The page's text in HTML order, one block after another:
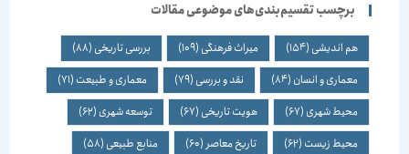
برچسب تقسیم‌بندی‌های موضوعی مقالات
هم اندیشی(154) میراث فرهنگی(109) بررسی تاریخی(88)
معماری و انسان(84) نقد و بررسی(79) معماری و طبیعت(71)
محیط شهری(67) هویت تاریخی(67) توسعه شهری(62)
محیط زیست(62) تاریخ معاصر(60) منابع طبیعی(58)